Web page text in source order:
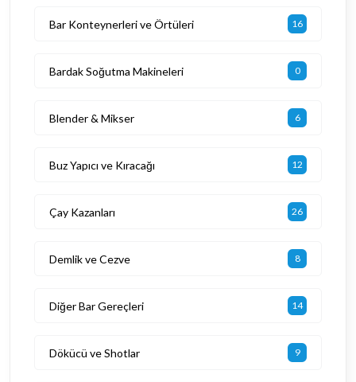
Bar Konteynerleri ve Örtüleri 16
Bardak Soğutma Makineleri 0
Blender & Mikser 6
Buz Yapıcı ve Kıracağı 12
Çay Kazanları 26
Demlik ve Cezve 8
Diğer Bar Gereçleri 14
Dökücü ve Shotlar 9